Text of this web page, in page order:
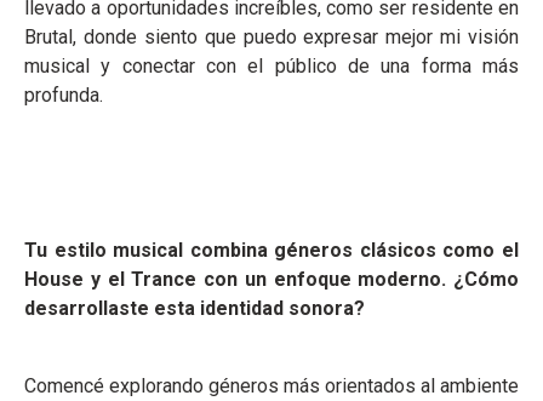
llevado a oportunidades increíbles, como ser residente en
Brutal, donde siento que puedo expresar mejor mi visión
musical y conectar con el público de una forma más
profunda.
Tu estilo musical combina géneros clásicos como el
House y el Trance con un enfoque moderno. ¿Cómo
desarrollaste esta identidad sonora?
Comencé explorando géneros más orientados al ambiente